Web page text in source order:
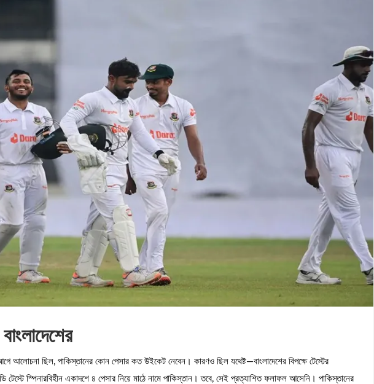
আলোচনা ছিল, পাকিস্তানের কোন পেসার কত উইকেট নেবেন। কারণও ছিল যথেষ্ট—বাংলাদেশের বিপক্ষে টেস্টের
টেস্টে স্পিনারবিহীন একাদশে ৪ পেসার নিয়ে মাঠে নামে পাকিস্তান। তবে, সেই প্রত্যাশিত ফলাফল আসেনি। পাকিস্তানের